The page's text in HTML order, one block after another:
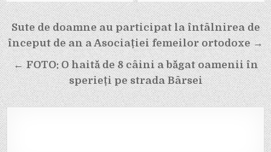
Navigare
în
articole
Sute de doamne au participat la întâlnirea de
început de an a Asociației femeilor ortodoxe →
← FOTO: O haită de 8 câini a băgat oamenii în
sperieți pe strada Bârsei